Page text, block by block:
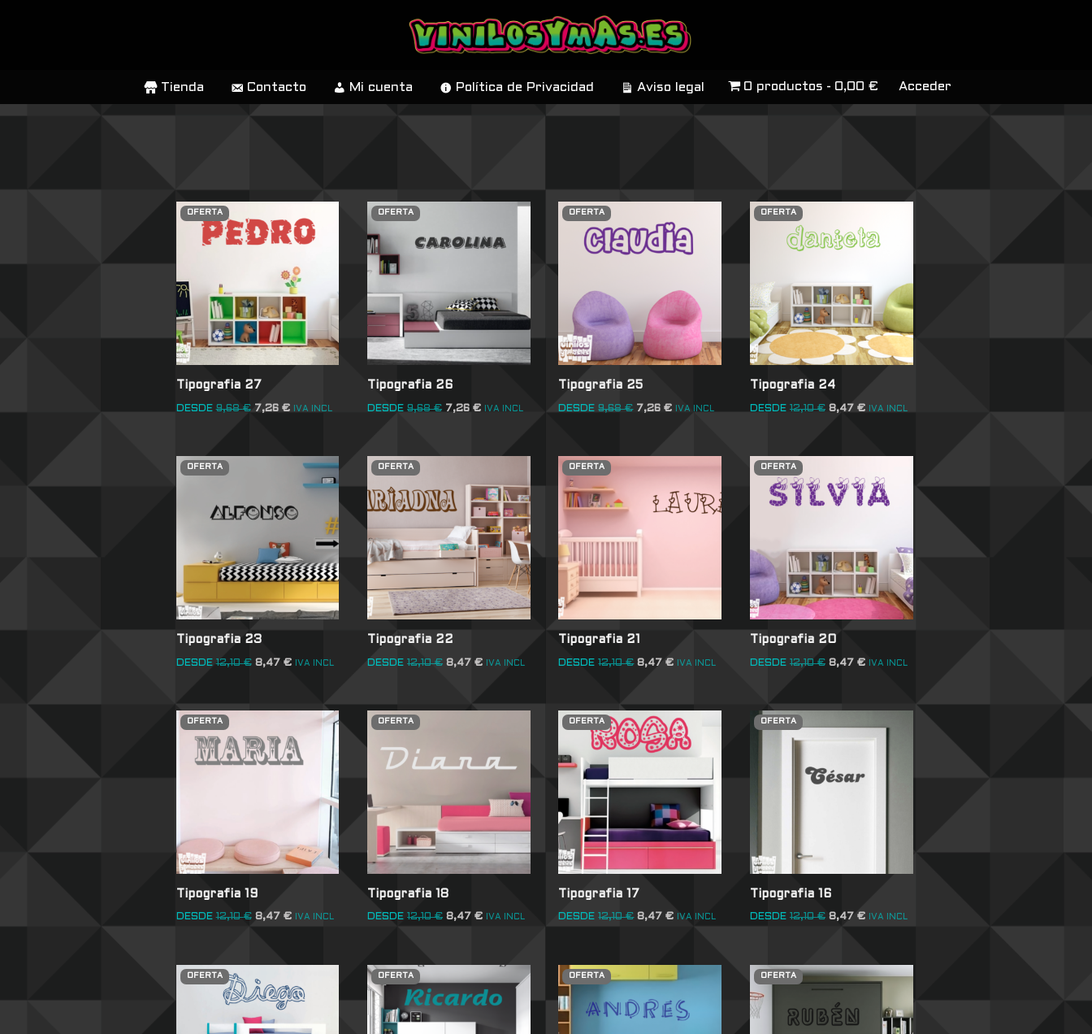
Tienda Contacto Mi cuenta Política de Privacidad Aviso legal 0 productos 0,00 € Acceder
OFERTA
Tipografia 27
DESDE 9,68€ 7,26 € IVA INCL
OFERTA
Tipografia 26
DESDE 9,68€ 7,26€ IVA INCL
OFERTA
Tipografia 25
DESDE 9,68€ 7,26€ IVA INCL
OFERTA
Tipografia 24
DESDE 12,10€ 8,47 € IVA INCL
OFERTA
Tipografia 23
DESDE 12,10€ 8,47 € IVA INCL
OFERTA
Tipografia 22
DESDE 12,10€ 8,47€ IVA INCL
OFERTA
Tipografia 21
DESDE 12,10€ 8,47€ IVA INCL
OFERTA
Tipografia 20
DESDE 12,10€ 8,47 € IVA INCL
OFERTA
Tipografia 19
DESDE 12,10€ 8,47 € IVA INCL
OFERTA
Tipografia 18
DESDE 12,10€ 8,47€ IVA INCL
OFERTA
Tipografia 17
DESDE 12,10€ 8,47€ IVA INCL
OFERTA
Tipografia 16
DESDE 12,10€ 8,47 € IVA INCL
OFERTA OFERTA OFERTA OFERTA